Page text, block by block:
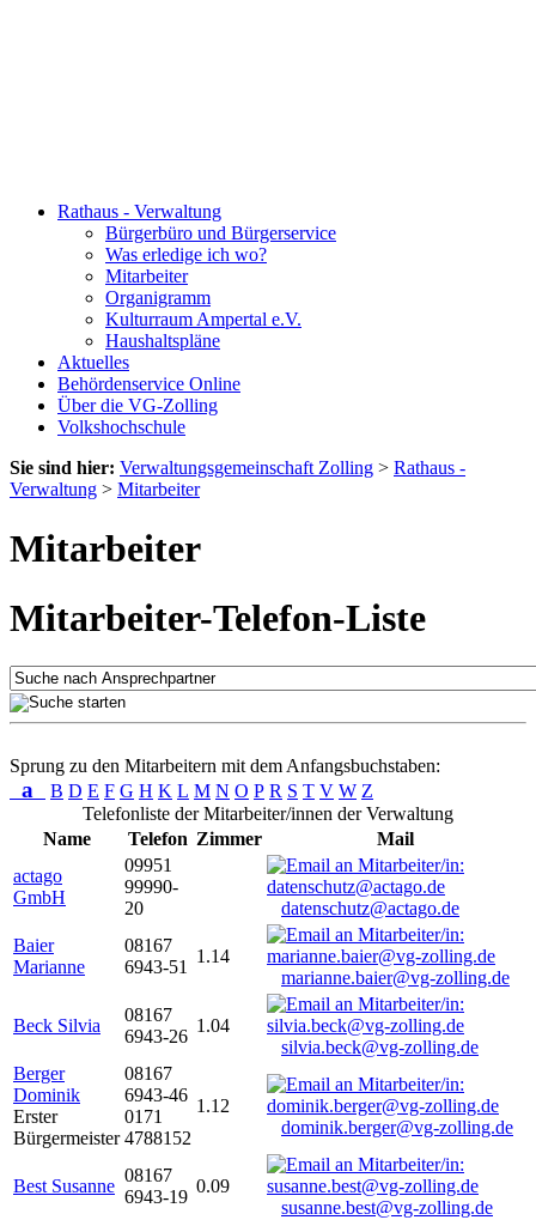
Rathaus - Verwaltung
Bürgerbüro und Bürgerservice
Was erledige ich wo?
Mitarbeiter
Organigramm
Kulturraum Ampertal e.V.
Haushaltspläne
Aktuelles
Behördenservice Online
Über die VG-Zolling
Volkshochschule
Sie sind hier: Verwaltungsgemeinschaft Zolling > Rathaus -
Verwaltung > Mitarbeiter
Mitarbeiter
Mitarbeiter-Telefon-Liste
Sprung zu den Mitarbeitern mit dem Anfangsbuchstaben:
a B D E F G H K L M N O P R S T V W Z
Telefonliste der Mitarbeiter/innen der Verwaltung
Name
Telefon Zimmer
Mail
actago
GmbH
09951
99990-
20
datenschutz@actago.de
Baier
Marianne
08167
6943-51
1.14
marianne.baier@vg-zolling.de
Beck Silvia
08167
6943-26
1.04
silvia.beck@vg-zolling.de
Berger
Dominik
Erster
Bürgermeister
08167
6943-46
0171
4788152
1.12
dominik.berger@vg-zolling.de
Best Susanne
08167
6943-19
0.09
susanne.best@vg-zolling.de